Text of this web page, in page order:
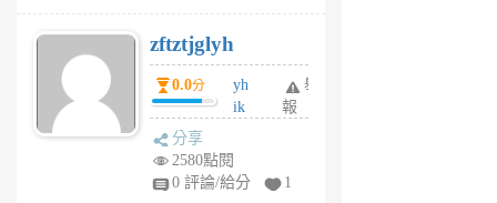
月
前
zftztjglyh
0.0分
yh
ik
tu
舉
報
分享
2580點閱
0 評論/給分
1